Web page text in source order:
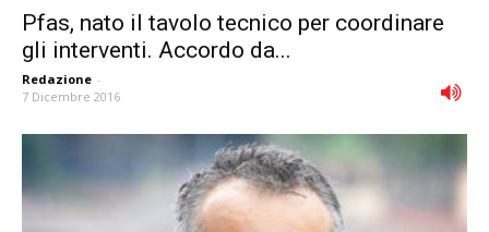
Pfas, nato il tavolo tecnico per coordinare
gli interventi. Accordo da...
Redazione -
7 Dicembre 2016